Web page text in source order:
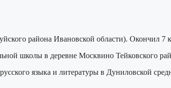
района Ивановской области). Окончил
школы в деревне Москвино Тейковского
языка и литературы в Дуниловской